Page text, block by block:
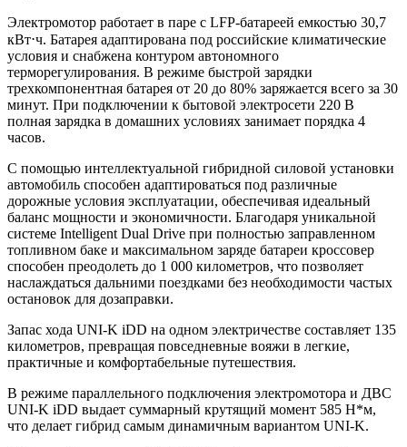
Электромотор работает в паре с LFP-батареей емкостью 30,7
кВт⋅ч. Батарея адаптирована под российские климатические
условия и снабжена контуром автономного
терморегулирования. В режиме быстрой зарядки
трехкомпонентная батарея от 20 до 80% заряжается всего за 30
минут. При подключении к бытовой электросети 220 В
полная зарядка в домашних условиях занимает порядка 4
часов.
С помощью интеллектуальной гибридной силовой установки
автомобиль способен адаптироваться под различные
дорожные условия эксплуатации, обеспечивая идеальный
баланс мощности и экономичности. Благодаря уникальной
системе Intelligent Dual Drive при полностью заправленном
топливном баке и максимальном заряде батареи кроссовер
способен преодолеть до 1 000 километров, что позволяет
наслаждаться дальними поездками без необходимости частых
остановок для дозаправки.
Запас хода UNI-K iDD на одном электричестве составляет 135
километров, превращая повседневные вояжи в легкие,
практичные и комфортабельные путешествия.
В режиме параллельного подключения электромотора и ДВС
UNI-K iDD выдает суммарный крутящий момент 585 Н*м,
что делает гибрид самым динамичным вариантом UNI-K.